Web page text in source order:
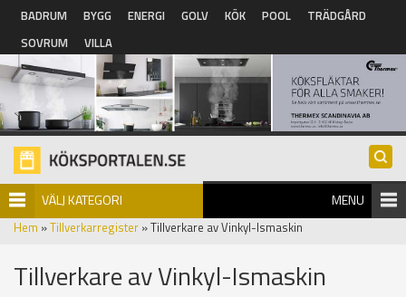
Hoppa till huvudinnehåll
BADRUM BYGG ENERGI GOLV KÖK POOL
TRÄDGÅRD
SOVRUM
VILLA
VÄLJ KATEGORI MENU
Hem »Tillverkarregister » Tillverkare av Vinkyl-Ismaskin
Tillverkare av Vinkyl-Ismaskin